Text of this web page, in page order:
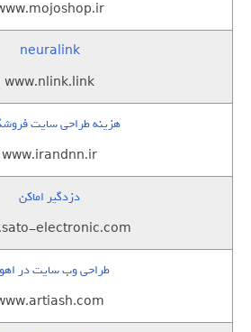
neuralink
www.nlink.link
هزینه طراحی سایت
www.irandnn.ir
دزدگیر اماکن
electronic.com
طراحی وب سایت در